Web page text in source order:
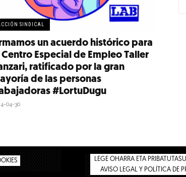
SINDICAL
un acuerdo histórico para
Centro Especial de Empleo Taller
ratificado por la gran
de las personas
#LortuDugu
04-30
LEGE OHARRA ETA
AVISO LEGAL Y POLÍTICA DE